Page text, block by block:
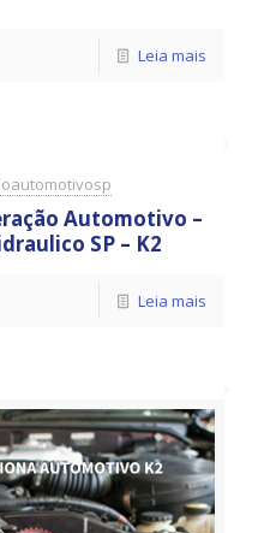
Leia mais
Automotivo –
SP – K2
Leia mais